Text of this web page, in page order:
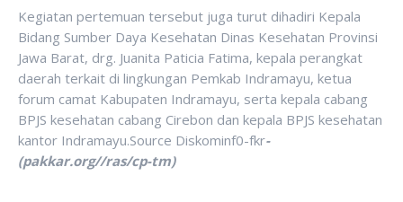
Kegiatan pertemuan tersebut juga turut dihadiri Kepala
Bidang Sumber Daya Kesehatan Dinas Kesehatan Provinsi
Jawa Barat, drg. Juanita Paticia Fatima, kepala perangkat
daerah terkait di lingkungan Pemkab Indramayu, ketua
forum camat Kabupaten Indramayu, serta kepala cabang
BPJS kesehatan cabang Cirebon dan kepala BPJS kesehatan
kantor Indramayu.Source Diskominf0-fkr-
(pakkar.org//ras/cp-tm)